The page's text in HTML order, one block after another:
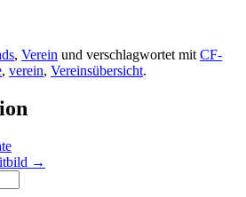
, Verein und verschlagwortet mit CF-
, verein, Vereinsübersicht.
→